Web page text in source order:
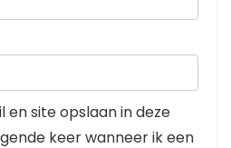
en site opslaan in deze
keer wanneer ik een